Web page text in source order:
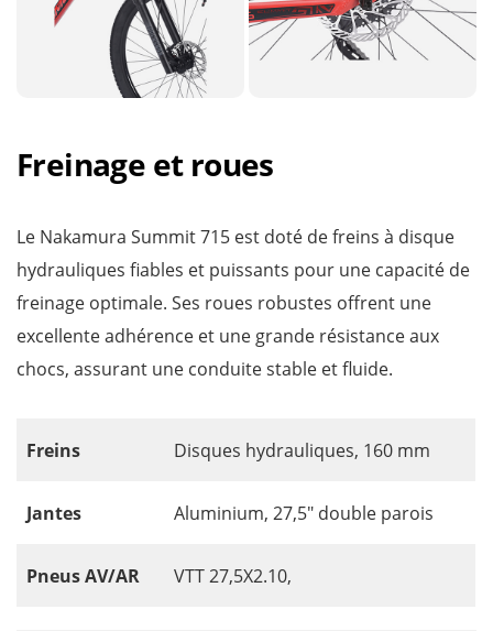
Freinage et roues
Le Nakamura Summit 715 est doté de freins à disque
hydrauliques fiables et puissants pour une capacité de
freinage optimale. Ses roues robustes offrent une
excellente adhérence et une grande résistance aux
chocs, assurant une conduite stable et fluide.
Freins Disques hydrauliques, 160 mm
Jantes Aluminium, 27,5″ double parois
Pneus AV/AR VTT 27,5X2.10,